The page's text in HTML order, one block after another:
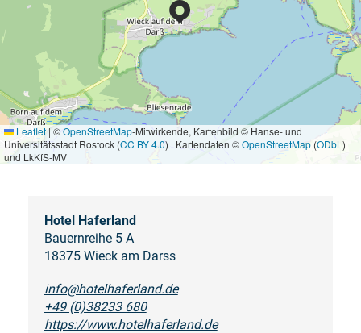
Leaflet |©OpenStreetMap-Mitwirkende, Kartenbild © Hanse- und
Universitätsstadt Rostock (CC BY 4.0) | Kartendaten ©OpenStreetMap (ODbL )
und LkKfS-MV
Hotel Haferland
Bauernreihe 5 A
18375 Wieck am Darss
info@hotelhaferland.de
+49 (0)38233 680
https://www.hotelhaferland.de